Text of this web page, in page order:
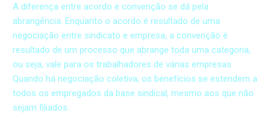
A diferença entre acordo e convenção se dá pela
abrangência. Enquanto o acordo é resultado de uma
negociação entre sindicato e empresa, a convenção é
resultado de um processo que abrange toda uma categoria,
ou seja, vale para os trabalhadores de várias empresas.
Quando há negociação coletiva, os benefícios se estendem a
todos os empregados da base sindical, mesmo aos que não
sejam filiados.